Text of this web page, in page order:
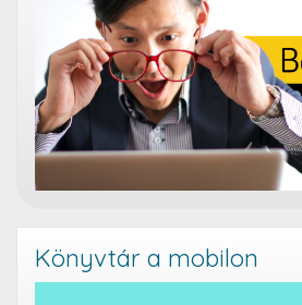
Könyvtár a mobilon